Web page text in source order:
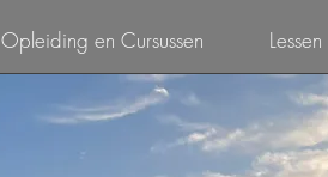
Opleiding en Cursussen Lessen